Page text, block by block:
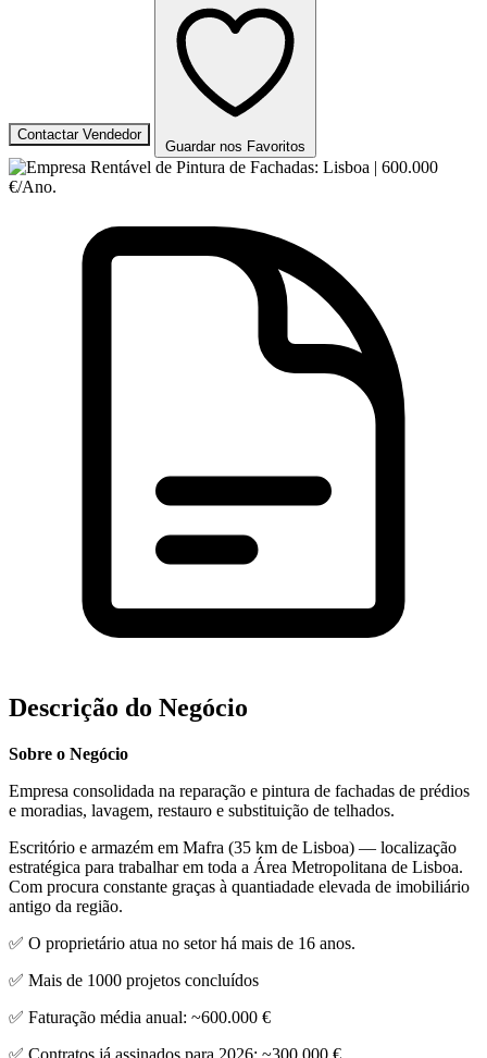
Contactar Vendedor
Guardar nos Favoritos
Descrição do Negócio
Sobre o Negócio
Empresa consolidada na reparação e pintura de fachadas de prédios
e moradias, lavagem, restauro e substituição de telhados.
Escritório e armazém em Mafra (35 km de Lisboa) — localização
estratégica para trabalhar em toda a Área Metropolitana de Lisboa.
Com procura constante graças à quantiadade elevada de imobiliário
antigo da região.
✅ O proprietário atua no setor há mais de 16 anos.
✅ Mais de 1000 projetos concluídos
✅ Faturação média anual: ~600.000 €
✅ Contratos já assinados para 2026: ~300.000 €